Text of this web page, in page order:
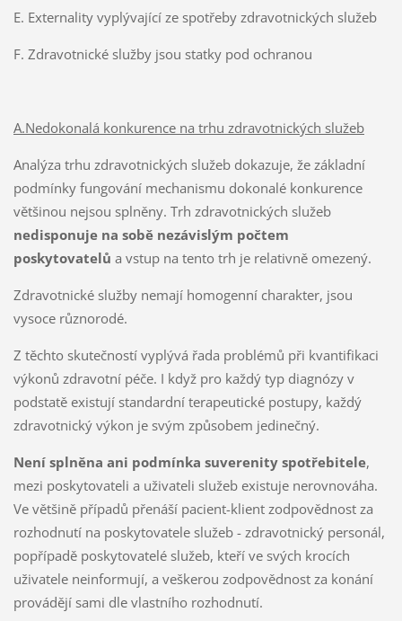
E. Externality vyplývající ze spotřeby zdravotnických služeb
F. Zdravotnické služby jsou statky pod ochranou
A.Nedokonalá konkurence na trhu zdravotnických služeb
Analýza trhu zdravotnických služeb dokazuje, že základní
podmínky fungování mechanismu dokonalé konkurence
většinou nejsou splněny. Trh zdravotnických služeb
nedisponuje na sobě nezávislým počtem
poskytovatelů a vstup na tento trh je relativně omezený.
Zdravotnické služby nemají homogenní charakter, jsou
vysoce různorodé.
Z těchto skutečností vyplývá řada problémů při kvantifikaci
výkonů zdravotní péče. I když pro každý typ diagnózy v
podstatě existují standardní terapeutické postupy, každý
zdravotnický výkon je svým způsobem jedinečný.
Není splněna ani podmínka suverenity spotřebitele,
mezi poskytovateli a uživateli služeb existuje nerovnováha.
Ve většině případů přenáší pacient-klient zodpovědnost za
rozhodnutí na poskytovatele služeb - zdravotnický personál,
popřípadě poskytovatelé služeb, kteří ve svých krocích
uživatele neinformují, a veškerou zodpovědnost za konání
provádějí sami dle vlastního rozhodnutí.